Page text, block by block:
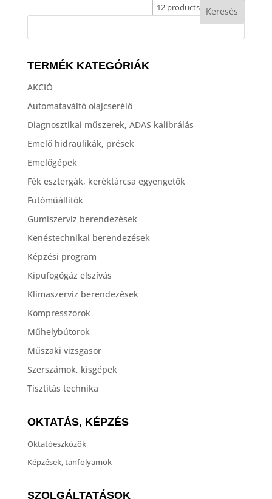
TERMÉK KATEGÓRIÁK
AKCIÓ
Automataváltó olajcserélő
Diagnosztikai műszerek, ADAS kalibrálás
Emelő hidraulikák, prések
Emelőgépek
Fék esztergák, keréktárcsa egyengetők
Futóműállítók
Gumiszerviz berendezések
Kenéstechnikai berendezések
Képzési program
Kipufogógáz elszívás
Klímaszerviz berendezések
Kompresszorok
Műhelybútorok
Műszaki vizsgasor
Szerszámok, kisgépek
Tisztítás technika
OKTATÁS, KÉPZÉS
Oktatóeszközök
Képzések, tanfolyamok
SZOLGÁLTATÁSOK